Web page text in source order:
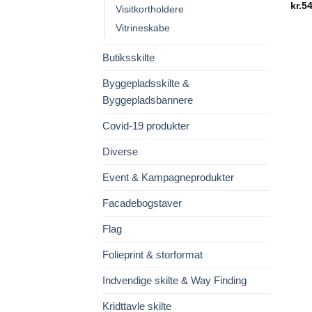
Visitkortholdere
Vitrineskabe
Butiksskilte
Byggepladsskilte &
Byggepladsbannere
Covid-19 produkter
Diverse
Event & Kampagneprodukter
Facadebogstaver
Flag
Folieprint & storformat
Indvendige skilte & Way Finding
Kridttavle skilte
kr.